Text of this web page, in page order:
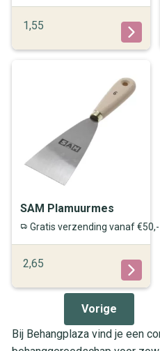
1,55
SAM Plamuurmes
Gratis verzending vanaf €50,-
2,65
Vorige
Bij Behangplaza vind je een